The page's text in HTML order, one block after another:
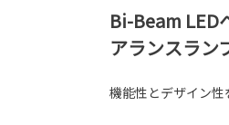
Bi-Beam LED
アランスラン
機能性とデザイン性